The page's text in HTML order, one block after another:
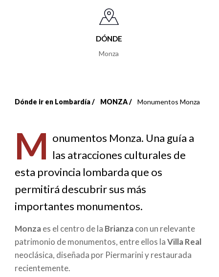
DÓNDE
Monza
enlaces
de
ayuda
a
la
navegación
Dónde ir en Lombardía MONZA Monumentos Monza
M onumentos Monza. Una guía a
las atracciones culturales de
esta provincia lombarda que os
permitirá descubrir sus más
importantes monumentos.
Monzaes el centro de la Brianzacon un relevante
patrimonio de monumentos, entre ellos laVilla Real
neoclásica, diseñada por Piermarini y restaurada
recientemente.